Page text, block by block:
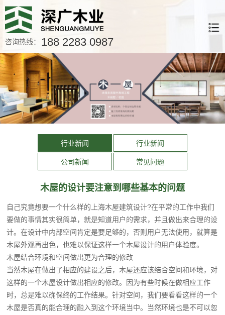
咨询热线： 188 2283 0987
行业新闻 行业新闻
公司新闻 常见问题
木屋的设计要注意到哪些基本的问题
自己究竟想要一个什么样的上海木屋建筑设计?在平常的工作中我们
要做的事情其实很简单，就是知道用户的需求，并且做出来合理的设
计。在设计中内部空间肯定是要足够的，否则用户无法使用，就算是
木屋外观再出色，也难以保证这样一个木屋设计的用户体验度。
木屋结合环境和空间做出更为合理的修改
当然木屋在做出了相应的建设之后，木屋还应该结合空间和环境，对
这样的一个木屋设计做出相应的修改。因为有些时候在做相应工作
时，总是难以确保终的工作结果。针对空间，我们要看看这样的一个
木屋是否真的能合理的融入到这个环境当中。当然环境也是不可以忽